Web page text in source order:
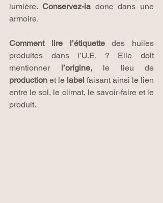
lumière. Conservez-la donc dans une
armoire.
Comment lire l’étiquette des huiles
produites dans l’U.E. ? Elle doit
mentionner l’origine,
production et le label faisant ainsi le lien
entre le sol, le climat, le savoir-faire et le
produit.